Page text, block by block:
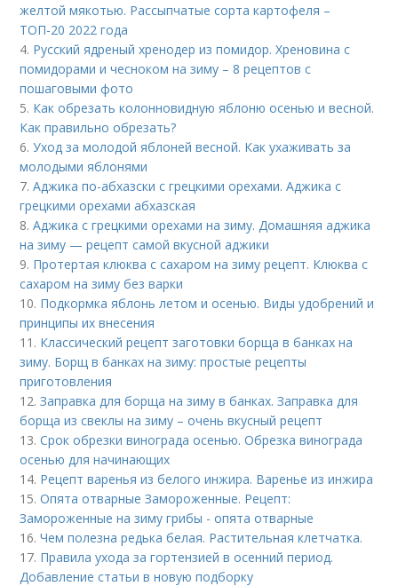
желтой мякотью. Рассыпчатые сорта картофеля –
ТОП-20 2022 года
4. Русский ядреный хренодер из помидор. Хреновина с
помидорами и чесноком на зиму – 8 рецептов с
пошаговыми фото
5. Как обрезать колонновидную яблоню осенью и весной.
Как правильно обрезать?
6.Уход за молодой яблоней весной. Как ухаживать за
молодыми яблонями
7.Аджика по-абхазски с грецкими орехами. Аджика с
грецкими орехами абхазская
8.Аджика с грецкими орехами на зиму. Домашняя аджика
на зиму — рецепт самой вкусной аджики
9. Протертая клюква с сахаром на зиму рецепт. Клюква с
сахаром на зиму без варки
10. Подкормка яблонь летом и осенью. Виды удобрений и
принципы их внесения
11. Классический рецепт заготовки борща в банках на
зиму. Борщ в банках на зиму: простые рецепты
приготовления
12.Заправка для борща на зиму в банках. Заправка для
борща из свеклы на зиму – очень вкусный рецепт
13.Срок обрезки винограда осенью. Обрезка винограда
осенью для начинающих
14. Рецепт варенья из белого инжира. Варенье из инжира
15.Опята отварные Замороженные. Рецепт:
Замороженные на зиму грибы - опята отварные
16.Чем полезна редька белая. Растительная клетчатка.
17. Правила ухода за гортензией в осенний период.
Добавление статьи в новую подборку